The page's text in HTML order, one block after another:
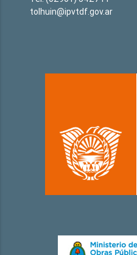
tolhuin@ipvtdf.gov.ar